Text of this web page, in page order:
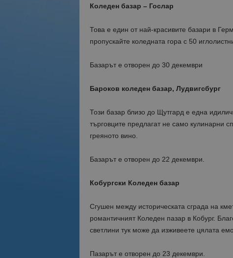
Коледен базар – Гослар
Това е един от най-красивите базари в
пропускайте коледната гора с 50
Базарът е отворен до 30 декември
Бароков коледен базар, Лудвигсбург
Този базар близо до Щутгард е една
търговците предлагат не само кулинарни
греяното вино.
Базарът е отворен до 22 декември.
Кобургски Коледен базар
Сгушен между историческата сграда на
романтичният Коледен пазар в Кобург.
светлини тук може да изживеете цялата
Пазарът е отворен до 23 декември.